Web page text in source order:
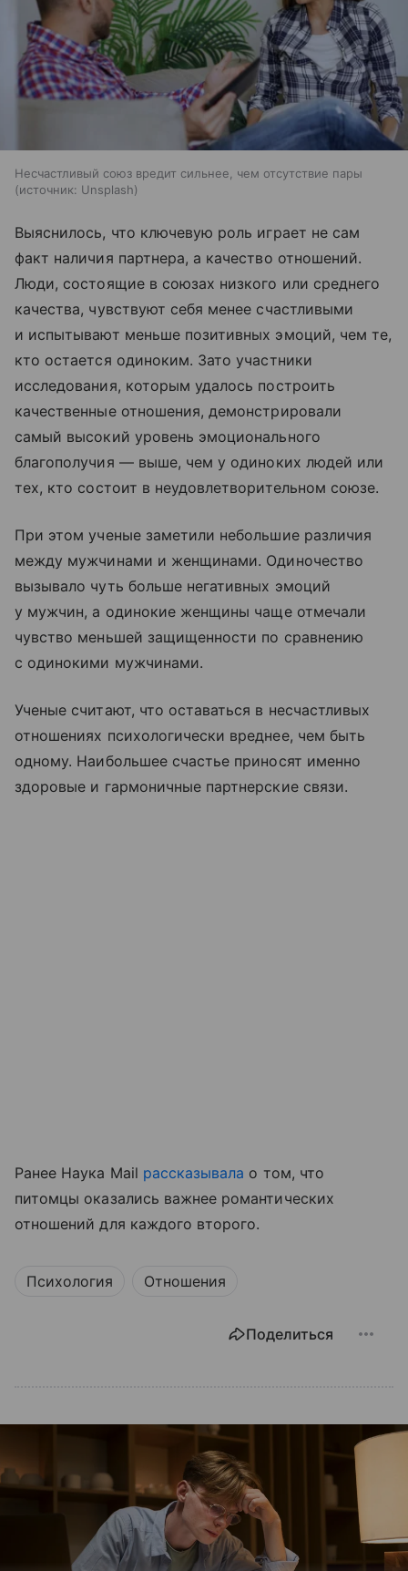
Несчастливый союз вредит сильнее, чем отсутствие пары
источник: Unsplash
Выяснилось, что ключевую роль играет не сам
факт наличия партнера, а качество отношений.
Люди, состоящие в союзах низкого или среднего
качества, чувствуют себя менее счастливыми
и испытывают меньше позитивных эмоций, чем те,
кто остается одиноким. Зато участники
исследования, которым удалось построить
качественные отношения, демонстрировали
самый высокий уровень эмоционального
благополучия — выше, чем у одиноких людей или
тех, кто состоит в неудовлетворительном союзе.
При этом ученые заметили небольшие различия
между мужчинами и женщинами. Одиночество
вызывало чуть больше негативных эмоций
у мужчин, а одинокие женщины чаще отмечали
чувство меньшей защищенности по сравнению
с одинокими мужчинами.
Ученые считают, что оставаться в несчастливых
отношениях психологически вреднее, чем быть
одному. Наибольшее счастье приносят именно
здоровые и гармоничные партнерские связи.
Ранее Наука Mail рассказывала о том, что
питомцы оказались важнее романтических
отношений для каждого второго.
Психология Отношения
Поделиться